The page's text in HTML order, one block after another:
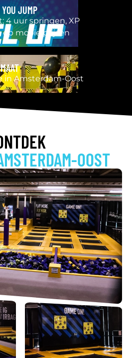
JUMP
4 uur springen, XP
mooie prijzen
in Amsterdam-Oost
OOST